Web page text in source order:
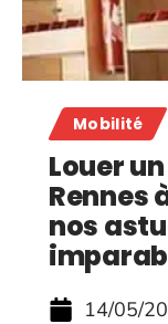
Mobilité
Louer
Rennes
nos
14/05/